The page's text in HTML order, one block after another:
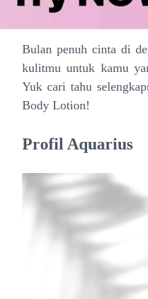
Bulan penuh cinta di
kulitmu untuk kamu
Yuk cari tahu
Body Lotion!
Profil Aquarius